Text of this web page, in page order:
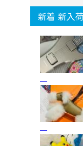
新着 新入